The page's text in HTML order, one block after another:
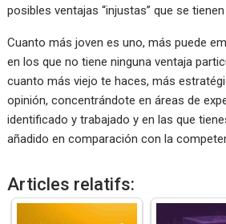
posibles ventajas “injustas” que se
Cuanto más joven es uno, más puede
en los que no tiene ninguna ventaja
cuanto más viejo te haces, más
opinión, concentrándote en áreas de
identificado y trabajado y en las que
añadido en comparación con la
Articles relatifs: